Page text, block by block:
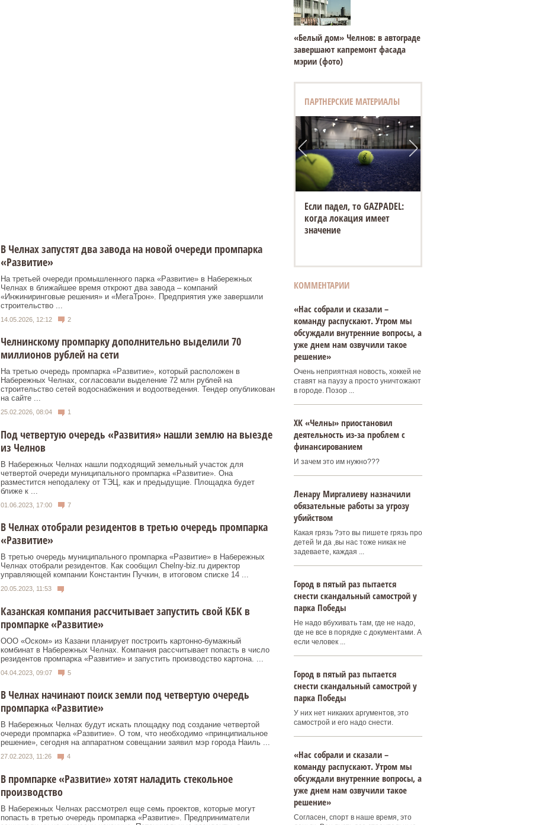
В Челнах запустят два завода на новой очереди промпарка
«Развитие»
На третьей очереди промышленного парка «Развитие» в Набережных
Челнах в ближайшее время откроют два завода – компаний
«Инжиниринговые решения» и «МегаТрон». Предприятия уже завершили
строительство ...
14.05.2026, 12:12 2
Челнинскому промпарку дополнительно выделили 70
миллионов рублей на сети
На третью очередь промпарка «Развитие», который расположен в
Набережных Челнах, согласовали выделение 72 млн рублей на
строительство сетей водоснабжения и водоотведения. Тендер опубликован
на сайте ...
25.02.2026, 08:04 1
Под четвертую очередь «Развития» нашли землю на выезде
из Челнов
В Набережных Челнах нашли подходящий земельный участок для
четвертой очереди муниципального промпарка «Развитие». Она
разместится неподалеку от ТЭЦ, как и предыдущие. Площадка будет
ближе к ...
01.06.2023, 17:00 7
В Челнах отобрали резидентов в третью очередь промпарка
«Развитие»
В третью очередь муниципального промпарка «Развитие» в Набережных
Челнах отобрали резидентов. Как сообщил Chelny-biz.ru директор
управляющей компании Константин Пучкин, в итоговом списке 14 ...
20.05.2023, 11:53
Казанская компания рассчитывает запустить свой КБК в
промпарке «Развитие»
ООО «Оском» из Казани планирует построить картонно-бумажный
комбинат в Набережных Челнах. Компания рассчитывает попасть в число
резидентов промпарка «Развитие» и запустить производство картона. ...
04.04.2023, 09:07 5
В Челнах начинают поиск земли под четвертую очередь
промпарка «Развитие»
В Набережных Челнах будут искать площадку под создание четвертой
очереди промпарка «Развитие». О том, что необходимо «принципиальное
решение», сегодня на аппаратном совещании заявил мэр города Наиль ...
27.02.2023, 11:26 4
В промпарке «Развитие» хотят наладить стекольное
производство
В Набережных Челнах рассмотрел еще семь проектов, которые могут
попасть в третью очередь промпарка «Развитие». Предприниматели
«Белый дом» Челнов: в автограде
завершают капремонт фасада
мэрии (фото)
ПАРТНЕРСКИЕ МАТЕРИАЛЫ
Если падел, то GAZPADEL:
когда локация имеет
значение
КОММЕНТАРИИ
«Нас собрали и сказали –
команду распускают. Утром мы
обсуждали внутренние вопросы, а
уже днем нам озвучили такое
решение»
Очень неприятная новость, хоккей не
ставят на паузу а просто уничтожают
в городе. Позор ...
ХК «Челны» приостановил
деятельность из-за проблем с
финансированием
И зачем это им нужно???
Ленару Миргалиеву назначили
обязательные работы за угрозу
убийством
Какая грязь ?это вы пишете грязь про
детей !и да ,вы нас тоже никак не
задеваете, каждая ...
Город в пятый раз пытается
снести скандальный самострой у
парка Победы
Не надо вбухивать там, где не надо,
где не все в порядке с документами. А
если человек ...
Город в пятый раз пытается
снести скандальный самострой у
парка Победы
У них нет никаких аргументов, это
самострой и его надо снести.
«Нас собрали и сказали –
команду распускают. Утром мы
обсуждали внутренние вопросы, а
уже днем нам озвучили такое
решение»
Согласен, спорт в наше время, это